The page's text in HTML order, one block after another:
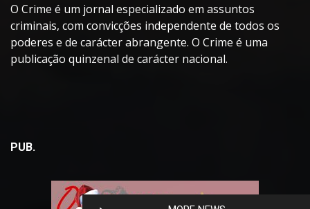
O Crime é um jornal especializado em assuntos
criminais, com convicções independente de todos os
poderes e de carácter abrangente. O Crime é uma
publicação quinzenal de carácter nacional.
PUB.